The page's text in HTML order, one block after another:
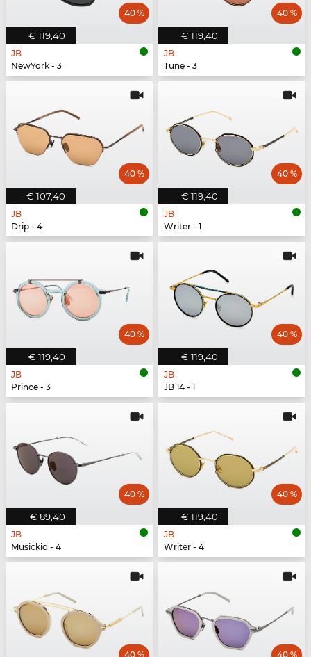
€ 119,40
40 %
JB
NewYork - 3
€ 119,40
40 %
JB
Tune - 3
€ 107,40
40 %
JB
Drip - 4
€ 119,40
40 %
JB
Writer - 1
€ 119,40
40 %
JB
Prince - 3
€ 119,40
40 %
JB
JB 14 - 1
€ 89,40
40 %
JB
Musickid - 4
€ 119,40
40 %
JB
Writer - 4
40 % 40 %